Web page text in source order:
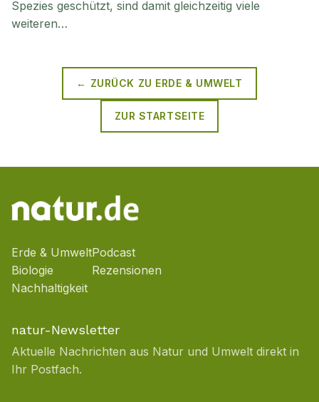
Spezies geschützt, sind damit gleichzeitig viele
weiteren…
← ZURÜCK ZU ERDE & UMWELT
ZUR STARTSEITE
Erde & Umwelt
Biologie
Nachhaltigkeit
Podcast
Rezensionen
natur-Newsletter
Aktuelle Nachrichten aus Natur und Umwelt direkt in
Ihr Postfach.